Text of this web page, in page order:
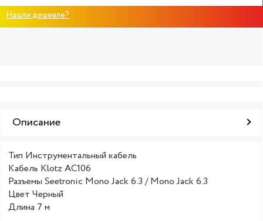
Нашли дешевле?
Описание
Тип Инструментальный кабель
Кабель Klotz AC106
Разъемы Seetronic Mono Jack 6.3 / Mono Jack 6.3
Цвет Черный
Длина 7 м